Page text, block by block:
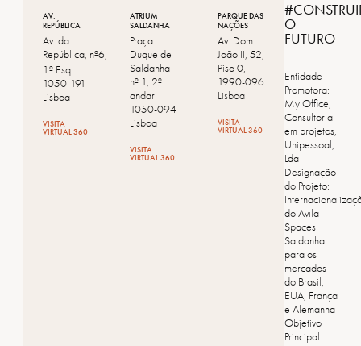
AV.
REPÚBLICA
Av. da
República, nº6,
1º Esq.
1050-191
Lisboa
VISITA
VIRTUAL 360
ATRIUM
SALDANHA
Praça
Duque de
Saldanha
nº 1, 2º
andar
1050-094
Lisboa
VISITA
VIRTUAL 360
PARQUE DAS
NAÇÕES
Av. Dom
João II, 52,
Piso 0,
1990-096
Lisboa
VISITA
VIRTUAL 360
O
FUTURO
Entidade
Promotora:
My Office,
Consultoria
em projetos,
Unipessoal,
Lda
Designação
do Projeto:
do Avila
Spaces
Saldanha
para os
mercados
do Brasil,
EUA, França
e Alemanha
Objetivo
Principal: